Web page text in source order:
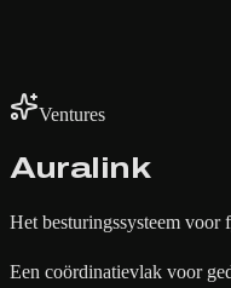
Ventures
Auralink
Het besturingssysteem voor
Een coördinatievlak voor